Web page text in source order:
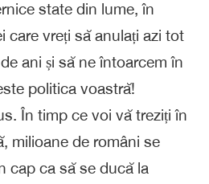
state din lume, în
care vreți să anulați azi tot
ani și să ne întoarcem în
politica voastră!
În timp ce voi vă treziți în
milioane de români se
cap ca să se ducă la